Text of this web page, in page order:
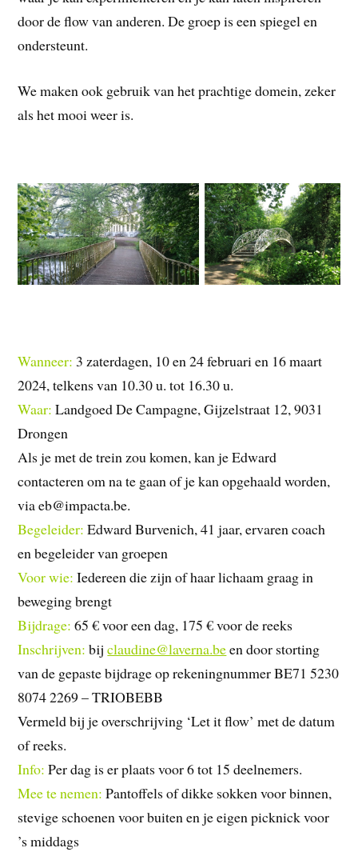
door de flow van anderen. De groep is een spiegel en
ondersteunt.
We maken ook gebruik van het prachtige domein, zeker
als het mooi weer is.
Wanneer: 3 zaterdagen, 10 en 24 februari en 16 maart
2024, telkens van 10.30 u. tot 16.30 u.
Waar: Landgoed De Campagne, Gijzelstraat 12, 9031
Drongen
Als je met de trein zou komen, kan je Edward
contacteren om na te gaan of je kan opgehaald worden,
via eb@impacta.be.
Begeleider: Edward Burvenich, 41 jaar, ervaren coach
en begeleider van groepen
Voor wie: Iedereen die zijn of haar lichaam graag in
beweging brengt
Bijdrage: 65 € voor een dag, 175 € voor de reeks
Inschrijven: bijclaudine@laverna.been door storting
van de gepaste bijdrage op rekeningnummer BE71 5230
8074 2269 – TRIOBEBB
Vermeld bij je overschrijving ‘Let it flow’ met de datum
of reeks.
Info: Per dag is er plaats voor 6 tot 15 deelnemers.
Mee te nemen: Pantoffels of dikke sokken voor binnen,
stevige schoenen voor buiten en je eigen picknick voor
’s middags